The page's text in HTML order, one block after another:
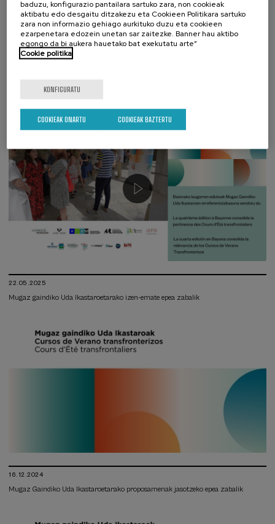
22.05.2025
Mugaz gaindiko Uda Ikastaroetarako izen-emate epea zabalik
16.12.2024
Mugaz Gaindiko Uda Ikastaroetarako proposamenak jasotzeko epea zabalik
baduzu, konfigurazio pantailara sartuko zara, non cookieak
aktibatu edo desgaitu ditzakezu eta Cookieen Politikara sartuko
zara non informazio gehiago aurkituko duzu eta cookieen
ezarpenetara edozein unetan sar zaitezke. Banner hau aktibo
egongo da bi aukera hauetako bat exekutatu arte”
Cookie politika
KONFIGURATU
COOKIEAK BAZTERTU
COOKIEAK ONARTU